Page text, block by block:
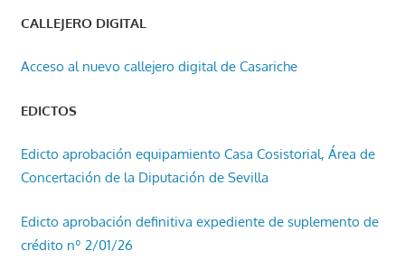
CALLEJERO DIGITAL
Acceso al nuevo callejero digital de Casariche
EDICTOS
Edicto aprobación equipamiento Casa Cosistorial, Área de
Concertación de la Diputación de Sevilla
Edicto aprobación definitiva expediente de suplemento de
crédito nº 2/01/26